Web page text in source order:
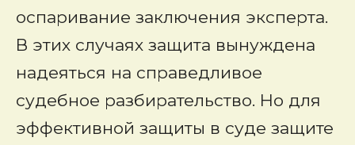
оспаривание заключения эксперта.
В этих случаях защита вынуждена
надеяться на справедливое
судебное разбирательство. Но для
эффективной защиты в суде защите